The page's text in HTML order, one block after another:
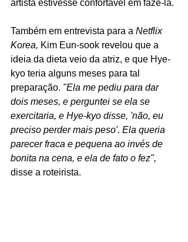
artista estivesse confortável em fazê-la.
Também em entrevista para a Netflix
Korea, Kim Eun-sook revelou que a
ideia da dieta veio da atriz, e que Hye-
kyo teria alguns meses para tal
preparação. "Ela me pediu para dar
dois meses, e perguntei se ela se
exercitaria, e Hye-kyo disse, 'não, eu
preciso perder mais peso'. Ela queria
parecer fraca e pequena ao invés de
bonita na cena, e ela de fato o fez",
disse a roteirista.